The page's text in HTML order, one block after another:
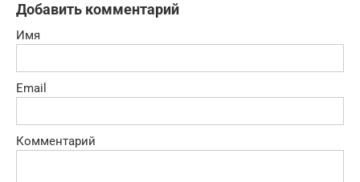
Добавить комментарий
Имя
Email
Комментарий